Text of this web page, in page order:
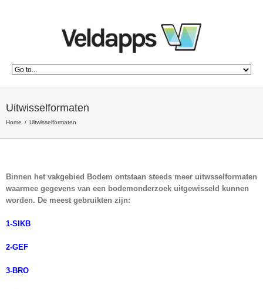
Uitwisselformaten
Home Uitwisselformaten
Binnen het vakgebied Bodem ontstaan steeds meer uitwsselformaten
waarmee gegevens van een bodemonderzoek uitgewisseld kunnen
worden. De meest gebruikten zijn:
1-SIKB
2-GEF
3-BRO